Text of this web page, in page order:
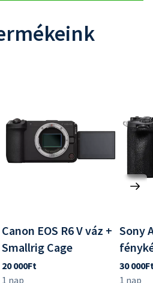
Canon EOS R6 V váz +
Smallrig Cage
Sony